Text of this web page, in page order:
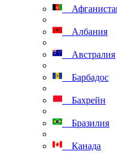
Албания
Австралия
Барбадос
Бахрейн
Бразилия
Канада